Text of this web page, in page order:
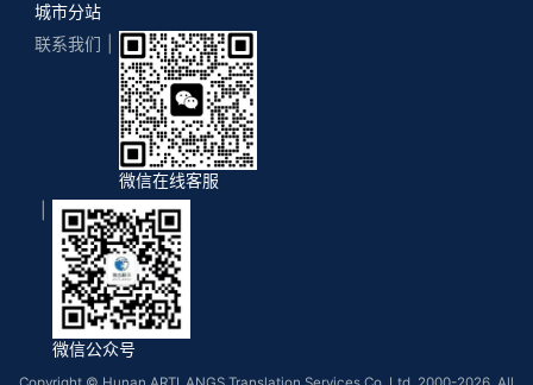
城市分站
联系我们
微信在线客服
微信公众号